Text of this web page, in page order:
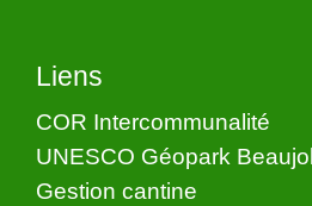
Liens
COR Intercommunalité
UNESCO Géopark
Gestion cantine